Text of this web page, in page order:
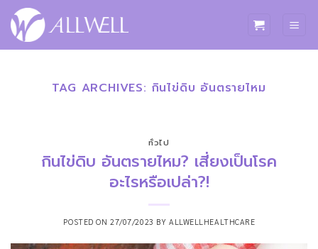
ข้าม
ไป
TAG ARCHIVES: กินไข่ดิบ อันตรายไหม
ทั่วไป
กินไข่ดิบ อันตรายไหม? เสี่ยงเป็นโรค
อะไรหรือเปล่า?!
POSTED ON27/07/2023 BY ALLWELLHEALTHCARE